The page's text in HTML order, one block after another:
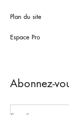
Plan du site
Espace Pro
Abonnez-